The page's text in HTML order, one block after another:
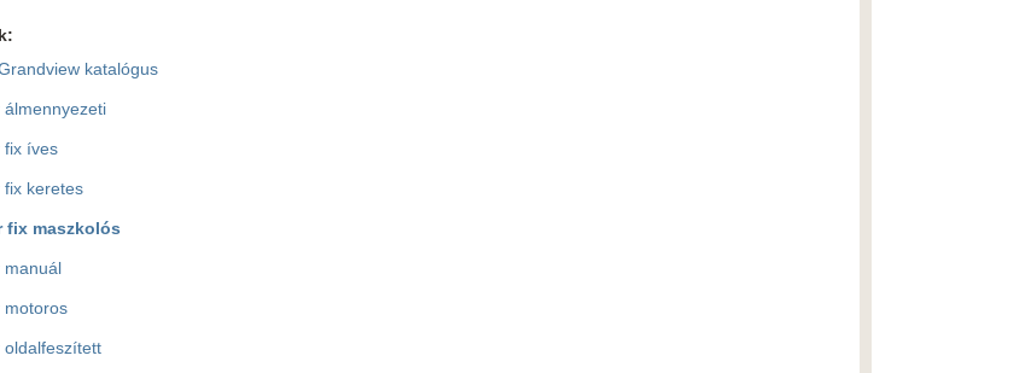
katalógus
álmennyezeti
fix íves
fix keretes
fix maszkolós
manuál
motoros
oldalfeszített